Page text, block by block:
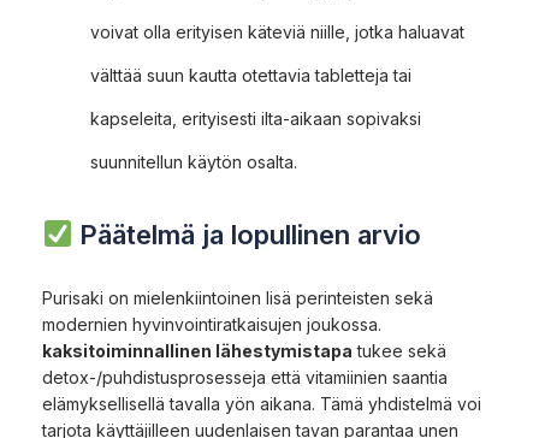
voivat olla erityisen käteviä niille, jotka haluavat
välttää suun kautta otettavia tabletteja tai
kapseleita, erityisesti ilta-aikaan sopivaksi
suunnitellun käytön osalta.
Päätelmä ja lopullinen arvio
Purisaki on mielenkiintoinen lisä perinteisten sekä
modernien hyvinvointiratkaisujen joukossa.
kaksitoiminnallinen lähestymistapa tukee sekä
detox-/puhdistusprosesseja että vitamiinien saantia
elämyksellisellä tavalla yön aikana. Tämä yhdistelmä voi
tarjota käyttäjilleen uudenlaisen tavan parantaa unen